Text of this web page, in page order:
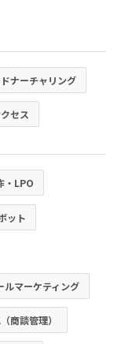
ナーチャリング
セス
・LPO
ット
ルマーケティング
商談管理）